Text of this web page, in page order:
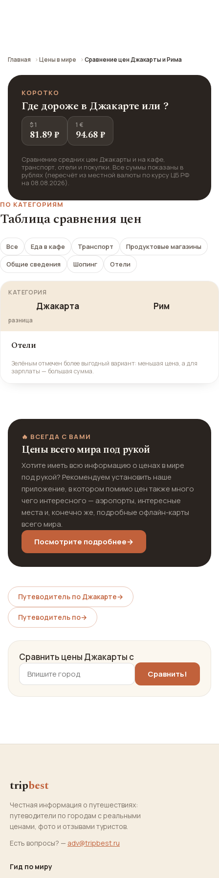
Главная Цены в мире Сравнение цен Джакарты и Рима
КОРОТКО
Где дороже в Джакарте или ?
$ 1
81.89 ₽
1 €
94.68 ₽
Сравнение средних цен Джакарты и на кафе,
транспорт, отели и покупки. Все суммы показаны в
рублях (пересчёт из местной валюты по курсу ЦБ РФ
на 08.08.2026).
ПО КАТЕГОРИЯМ
Таблица сравнения цен
Все Еда в кафе Транспорт
Продуктовые магазины
Общие сведения
Шопинг Отели
КАТЕГОРИЯ
Джакарта Рим
разница
Отели
Зелёным отмечен более выгодный вариант: меньшая цена, а для
зарплаты — большая сумма.
🔥 ВСЕГДА С ВАМИ
Цены всего мира под рукой
Хотите иметь всю информацию о ценах в мире
под рукой? Рекомендуем установить наше
приложение, в котором помимо цен также много
чего интересного — аэропорты, интересные
места и, конечно же, подробные офлайн-карты
всего мира.
Посмотрите подробнее→
Путеводитель по Джакарте→
Путеводитель по→
Сравнить цены Джакарты с
tripbest
Честная информация о путешествиях:
путеводители по городам с реальными
ценами, фото и отзывами туристов.
Есть вопросы? — adv@tripbest.ru
Гид по миру